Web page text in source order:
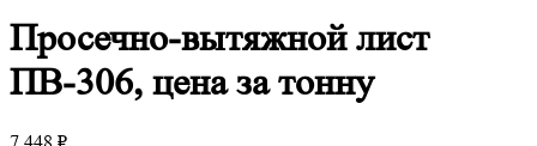
Просечно-вытяжнойлист
ПВ-306, цена за тонну